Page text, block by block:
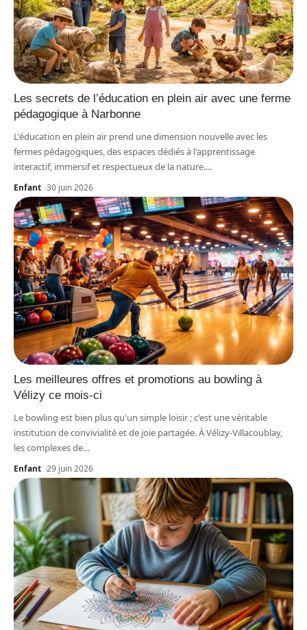
Les secrets de l’éducation en plein air avec une ferme
pédagogique à Narbonne
L'éducation en plein air prend une dimension nouvelle avec les
fermes pédagogiques, des espaces dédiés à l'apprentissage
interactif, immersif et respectueux de la nature.…
Enfant 30 juin 2026
Les meilleures offres et promotions au bowling à
Vélizy ce mois-ci
Le bowling est bien plus qu'un simple loisir ; c'est une véritable
institution de convivialité et de joie partagée. À Vélizy-Villacoublay,
les complexes de…
Enfant 29 juin 2026